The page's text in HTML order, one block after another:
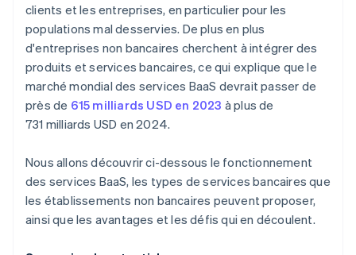
clients et les entreprises, en particulier pour les
populations mal desservies. De plus en plus
d'entreprises non bancaires cherchent à intégrer des
produits et services bancaires, ce qui explique que le
marché mondial des services BaaS devrait passer de
près de 615 milliards USD en 2023 à plus de
731 milliards USD en 2024.
Nous allons découvrir ci-dessous le fonctionnement
des services BaaS, les types de services bancaires que
les établissements non bancaires peuvent proposer,
ainsi que les avantages et les défis qui en découlent.